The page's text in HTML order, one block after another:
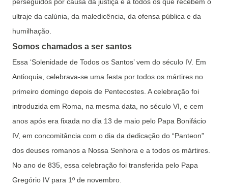
perseguidos por causa da justiça e a todos os que recebem o
ultraje da calúnia, da maledicência, da ofensa pública e da
humilhação.
Somos chamados a ser santos
Essa ‘Solenidade de Todos os Santos’ vem do século IV. Em
Antioquia, celebrava-se uma festa por todos os mártires no
primeiro domingo depois de Pentecostes. A celebração foi
introduzida em Roma, na mesma data, no século VI, e cem
anos após era fixada no dia 13 de maio pelo Papa Bonifácio
IV, em concomitância com o dia da dedicação do “Panteon”
dos deuses romanos a Nossa Senhora e a todos os mártires.
No ano de 835, essa celebração foi transferida pelo Papa
Gregório IV para 1º de novembro.